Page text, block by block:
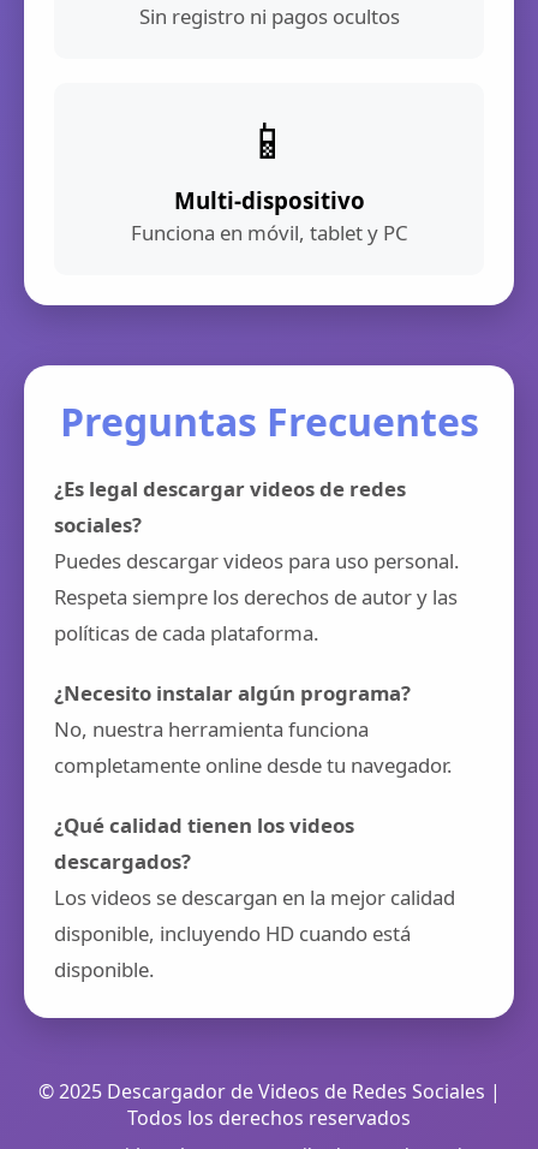
Sin registro ni pagos ocultos
📱
Multi-dispositivo
Funciona en móvil, tablet y PC
Preguntas Frecuentes
¿Es legal descargar videos de redes
sociales?
Puedes descargar videos para uso personal.
Respeta siempre los derechos de autor y las
políticas de cada plataforma.
¿Necesito instalar algún programa?
No, nuestra herramienta funciona
completamente online desde tu navegador.
¿Qué calidad tienen los videos
descargados?
Los videos se descargan en la mejor calidad
disponible, incluyendo HD cuando está
disponible.
© 2025 Descargador de Videos de Redes Sociales |
Todos los derechos reservados